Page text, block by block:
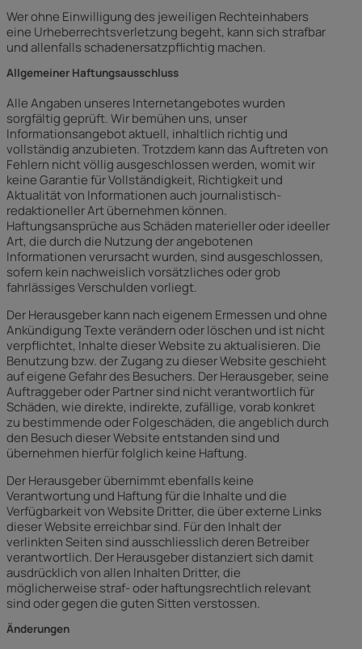
Wer ohne Einwilligung des jeweiligen Rechteinhabers
eine Urheberrechtsverletzung begeht, kann sich strafbar
und allenfalls schadenersatzpflichtig machen.
Allgemeiner Haftungsausschluss
Alle Angaben unseres Internetangebotes wurden
sorgfältig geprüft. Wir bemühen uns, unser
Informationsangebot aktuell, inhaltlich richtig und
vollständig anzubieten. Trotzdem kann das Auftreten von
Fehlern nicht völlig ausgeschlossen werden, womit wir
keine Garantie für Vollständigkeit, Richtigkeit und
Aktualität von Informationen auch journalistisch-
redaktioneller Art übernehmen können.
Haftungsansprüche aus Schäden materieller oder ideeller
Art, die durch die Nutzung der angebotenen
Informationen verursacht wurden, sind ausgeschlossen,
sofern kein nachweislich vorsätzliches oder grob
fahrlässiges Verschulden vorliegt.
Der Herausgeber kann nach eigenem Ermessen und ohne
Ankündigung Texte verändern oder löschen und ist nicht
verpflichtet, Inhalte dieser Website zu aktualisieren. Die
Benutzung bzw. der Zugang zu dieser Website geschieht
auf eigene Gefahr des Besuchers. Der Herausgeber, seine
Auftraggeber oder Partner sind nicht verantwortlich für
Schäden, wie direkte, indirekte, zufällige, vorab konkret
zu bestimmende oder Folgeschäden, die angeblich durch
den Besuch dieser Website entstanden sind und
übernehmen hierfür folglich keine Haftung.
Der Herausgeber übernimmt ebenfalls keine
Verantwortung und Haftung für die Inhalte und die
Verfügbarkeit von Website Dritter, die über externe Links
dieser Website erreichbar sind. Für den Inhalt der
verlinkten Seiten sind ausschliesslich deren Betreiber
verantwortlich. Der Herausgeber distanziert sich damit
ausdrücklich von allen Inhalten Dritter, die
möglicherweise straf- oder haftungsrechtlich relevant
sind oder gegen die guten Sitten verstossen.
Änderungen